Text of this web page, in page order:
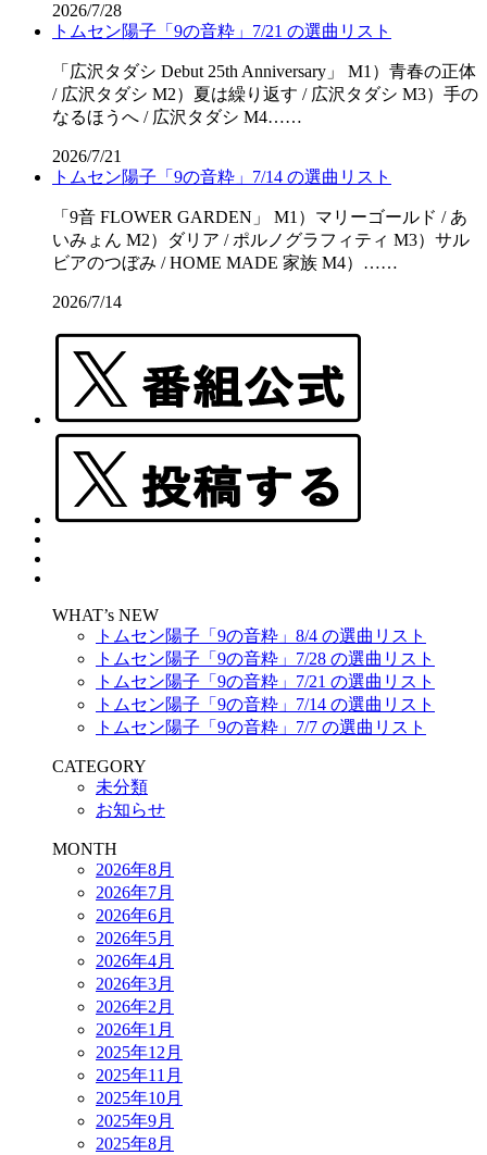
2026/7/28
トムセン陽子「9の音粋」7/21 の選曲リスト
「広沢タダシ Debut 25th Anniversary」 M1）青春の正体
/ 広沢タダシ M2）夏は繰り返す / 広沢タダシ M3）手の
なるほうへ / 広沢タダシ M4……
2026/7/21
トムセン陽子「9の音粋」7/14 の選曲リスト
「9音 FLOWER GARDEN」 M1）マリーゴールド / あ
いみょん M2）ダリア / ポルノグラフィティ M3）サル
ビアのつぼみ / HOME MADE 家族 M4）……
2026/7/14
WHAT’s NEW
トムセン陽子「9の音粋」8/4 の選曲リスト
トムセン陽子「9の音粋」7/28 の選曲リスト
トムセン陽子「9の音粋」7/21 の選曲リスト
トムセン陽子「9の音粋」7/14 の選曲リスト
トムセン陽子「9の音粋」7/7 の選曲リスト
CATEGORY
未分類
お知らせ
MONTH
2026年8月
2026年7月
2026年6月
2026年5月
2026年4月
2026年3月
2026年2月
2026年1月
2025年12月
2025年11月
2025年10月
2025年9月
2025年8月